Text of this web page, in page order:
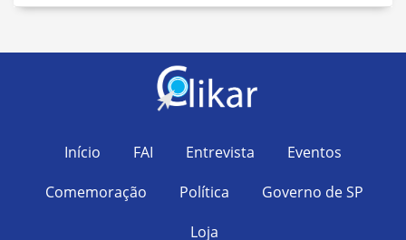
Início FAI Entrevista
Eventos
Comemoração
Política
Governo de SP
Loja